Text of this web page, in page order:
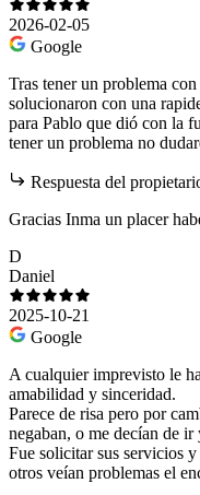
2026-02-05
Google
Tras tener un problema
solucionaron con una
para Pablo que dió con la
tener un problema no
Respuesta del
Gracias Inma un placer
D
Daniel
2025-10-21
Google
A cualquier imprevisto le
amabilidad y sinceridad.
Parece de risa pero por
negaban, o me decían de
Fue solicitar sus servicios
otros veían problemas el